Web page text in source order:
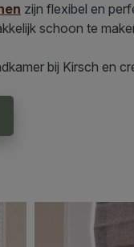
zijn flexibel en
schoon te
bij Kirsch en